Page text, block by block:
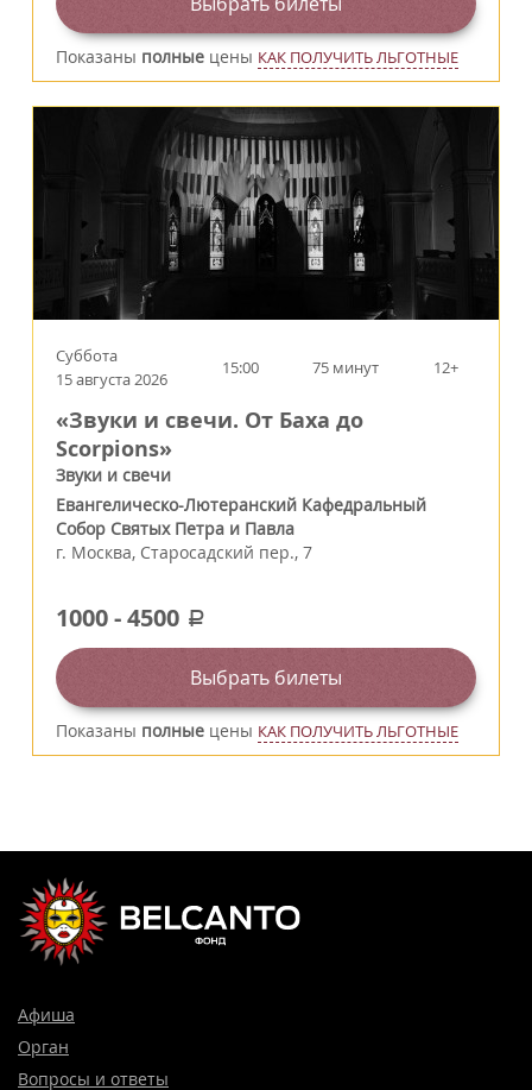
Показаны полные цены КАК ПОЛУЧИТЬ ЛЬГОТНЫЕ
Суббота
15 августа 2026
15:00 75 минут 12+
«Звуки и свечи. От Баха до
Scorpions»
Звуки и свечи
Евангелическо-Лютеранский Кафедральный
Собор Святых Петра и Павла
г. Москва, Старосадский пер., 7
1000-4500 a
Выбрать билеты
Показаны полные цены КАК ПОЛУЧИТЬ ЛЬГОТНЫЕ
Афиша
Орган
Вопросы и ответы